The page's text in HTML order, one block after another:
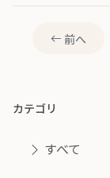
前へ
カテゴリ
すべて